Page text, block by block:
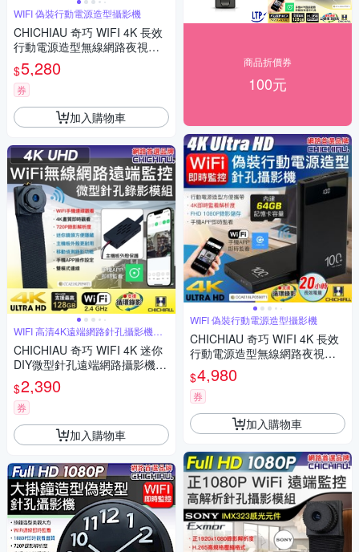
WIFI 偽裝行動電源造型攝影機
CHICHIAU 奇巧 WIFI 4K 長效
行動電源造型無線網路夜視微
型針孔攝影機(128G) S100 影
音記錄器
$5,280
券
加入購物車
WIFI 高清4K遠端網路針孔攝影機模
CHICHIAU 奇巧 WIFI 4K 迷你
DIY微型針孔遠端網路攝影機帶
殼錄影模組
$2,390
券
加入購物車
商品折價券
100元
WIFI 偽裝行動電源造型攝影機
CHICHIAU 奇巧 WIFI 4K 長效
行動電源造型無線網路夜視微
型針孔攝影機(64G) S100 影音
記錄器
$4,980
券
加入購物車